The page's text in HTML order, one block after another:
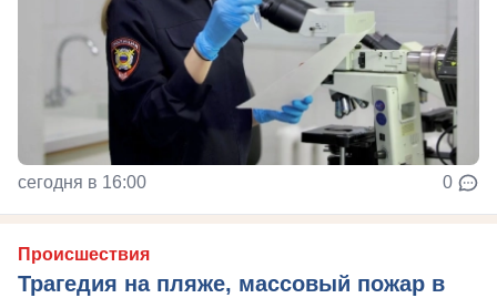
сегодня в 16:00 0
Происшествия
Трагедия на пляже, массовый пожар в